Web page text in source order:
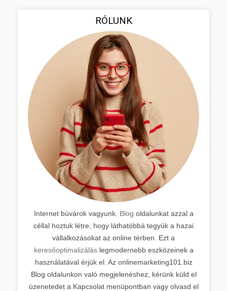
RÓLUNK
Internet búvárok vagyunk. Blog oldalunkat azzal a
céllal hoztuk létre, hogy láthatóbbá tegyük a hazai
vállalkozásokat az online térben. Ezt a
keresőoptimalizáláslegmodernebb eszközeinek a
használatával érjük el. Az onlinemarketing101.biz
Blog oldalunkon való megjelenéshez, kérünk küld el
üzenetedet a Kapcsolat menüpontban vagy olvasd el